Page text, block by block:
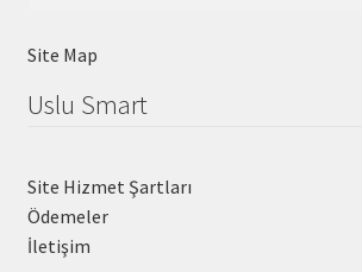
Site Map
Uslu Smart
Site Hizmet Şartları
Ödemeler
İletişim